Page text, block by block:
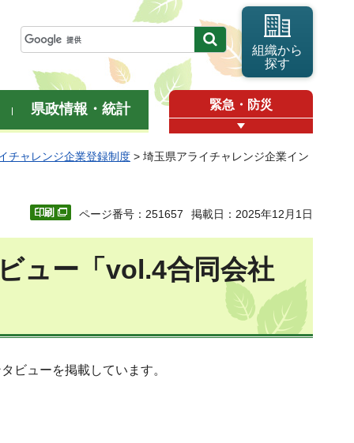
組織から
探す
県政情報・統計 緊急・防災
チャレンジ企業登録制度 > 埼玉県アライチャレンジ企業イン
ページ番号：251657 掲載日：2025年12月1日
ュー「vol.4合同会社
ビューを掲載しています。